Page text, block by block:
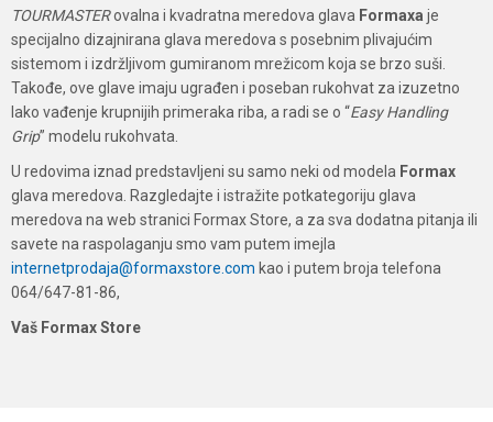
TOURMASTERovalna i kvadratna meredova glava Formaxa je
specijalno dizajnirana glava meredova s posebnim plivajućim
sistemom i izdržljivom gumiranom mrežicom koja se brzo suši.
Takođe, ove glave imaju ugrađen i poseban rukohvat za izuzetno
lako vađenje krupnijih primeraka riba, a radi se o “Easy Handling
Grip” modelu rukohvata.
U redovima iznad predstavljeni su samo neki od modela Formax
glava meredova. Razgledajte i istražite potkategoriju glava
meredova na web stranici Formax Store, a za sva dodatna pitanja ili
savete na raspolaganju smo vam putem imejla
internetprodaja@formaxstore.com kao i putem broja telefona
064/647-81-86,
Vaš Formax Store